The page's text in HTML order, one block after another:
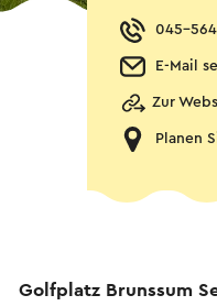
045-
E-Mail
Zur
Planen
Golfplatz Brunssum